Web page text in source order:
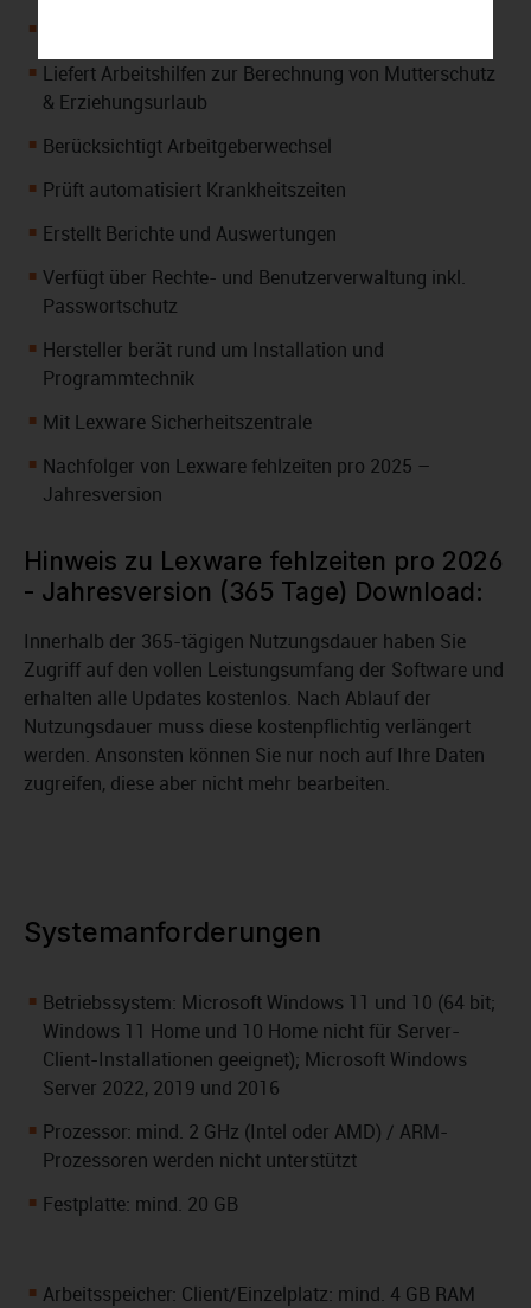
Liefert Arbeitshilfen zur Berechnung von Mutterschutz
& Erziehungsurlaub
Berücksichtigt Arbeitgeberwechsel
Prüft automatisiert Krankheitszeiten
Erstellt Berichte und Auswertungen
Verfügt über Rechte- und Benutzerverwaltung inkl.
Passwortschutz
Hersteller berät rund um Installation und
Programmtechnik
Mit Lexware Sicherheitszentrale
Nachfolger von Lexware fehlzeiten pro 2025 –
Jahresversion
Hinweis zu Lexware fehlzeiten pro 2026
- Jahresversion (365 Tage) Download:
Innerhalb der 365-tägigen Nutzungsdauer haben Sie
Zugriff auf den vollen Leistungsumfang der Software und
erhalten alle Updates kostenlos. Nach Ablauf der
Nutzungsdauer muss diese kostenpflichtig verlängert
werden. Ansonsten können Sie nur noch auf Ihre Daten
zugreifen, diese aber nicht mehr bearbeiten.
Systemanforderungen
Betriebssystem: Microsoft Windows 11 und 10 (64 bit;
Windows 11 Home und 10 Home nicht für Server-
Client-Installationen geeignet); Microsoft Windows
Server 2022, 2019 und 2016
Prozessor: mind. 2 GHz (Intel oder AMD) / ARM-
Prozessoren werden nicht unterstützt
Festplatte: mind. 20 GB
Arbeitsspeicher: Client/Einzelplatz: mind. 4 GB RAM